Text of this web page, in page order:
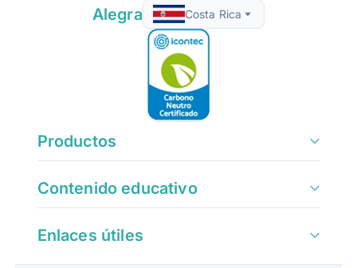
Alegra Costa Rica
Productos
Contenido educativo
Enlaces útiles